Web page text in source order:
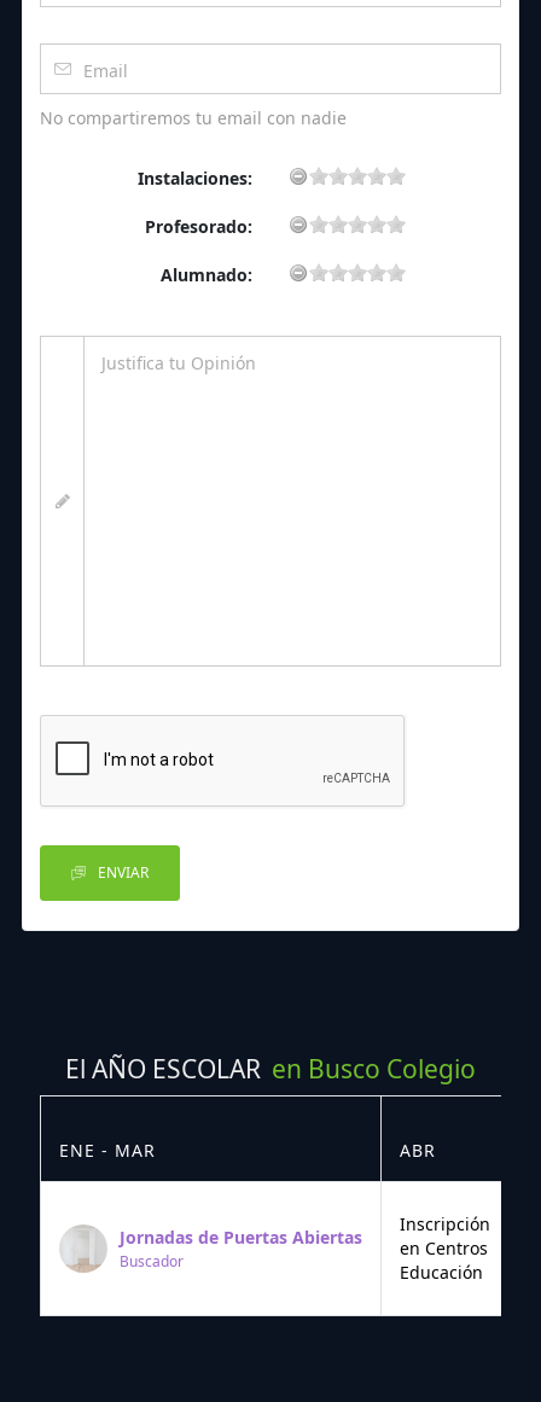
No compartiremos tu email con nadie
Instalaciones:
Profesorado:
Alumnado:
ENVIAR
El AÑO ESCOLAR en Busco Colegio
ENE - MAR ABR
Jornadas de Puertas Abiertas
Buscador
Inscripción
en Centros
Educación